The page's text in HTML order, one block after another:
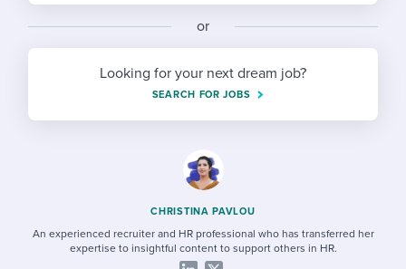
Finding and attracting people
Digitizing work processes
Workable Academy
or
Looking for your next dream job?
SEARCH FOR JOBS
CHRISTINA PAVLOU
An experienced recruiter and HR professional who has transferred her
expertise to insightful content to support others in HR.